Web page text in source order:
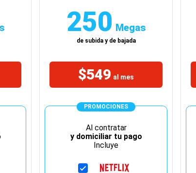
250 Megas
de subida y de bajada
$549 al mes
PROMOCIONES
Al contratar
y domiciliar tu pago
Incluye